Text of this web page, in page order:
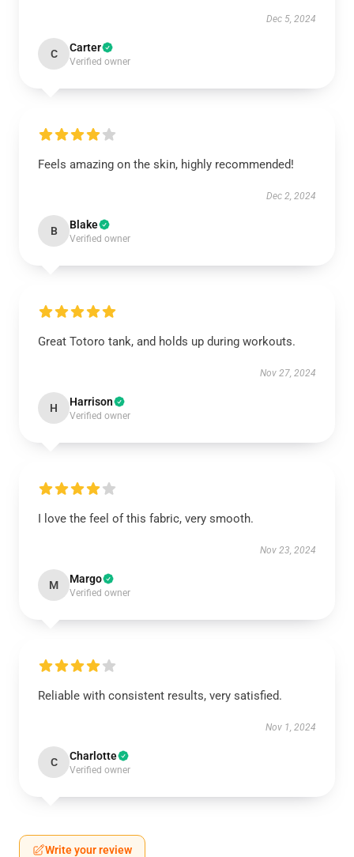
Dec 5, 2024
C Carter
Verified owner
Feels amazing on the skin, highly recommended!
Dec 2, 2024
B Blake
Verified owner
Great Totoro tank, and holds up during workouts.
Nov 27, 2024
H Harrison
Verified owner
I love the feel of this fabric, very smooth.
Nov 23, 2024
M Margo
Verified owner
Reliable with consistent results, very satisfied.
Nov 1, 2024
C Charlotte
Verified owner
Write your review